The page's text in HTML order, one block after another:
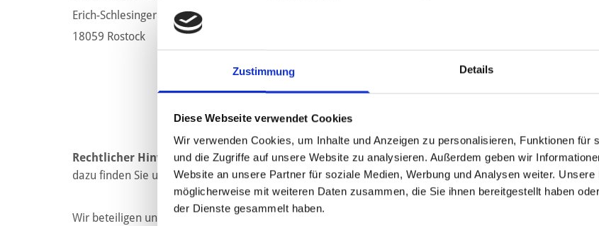
Zustimmung Details
Diese Webseite verwendet Cookies
Wir verwenden Cookies, um Inhalte und Anzeigen zu personalisieren, Funktionen für
und die Zugriffe auf unsere Website zu analysieren. Außerdem geben wir
Website an unsere Partner für soziale Medien, Werbung und Analysen weiter.
möglicherweise mit weiteren Daten zusammen, die Sie ihnen bereitgestellt haben
der Dienste gesammelt haben.
Erich-Schle­sin­ger Stra­ße 28
18059 Ros­tock
Klaus-
HRB
Recht­li­cher Hin­weis:Die EU hat ein On­line-Ver­fah­ren zur Bei­le­gung von Strei­tig­kei­ten zwi­schen
dazu fin­den Sie unterhttps://​ec.​eu­ro­pa.​eu/​con­su­mers/​odr/
Wir be­tei­ligen uns nicht an einem Streit­bei­le­gungs­ver­fah­ren vor einer Ver­brau­cher­schlich­tungs­stel­le.